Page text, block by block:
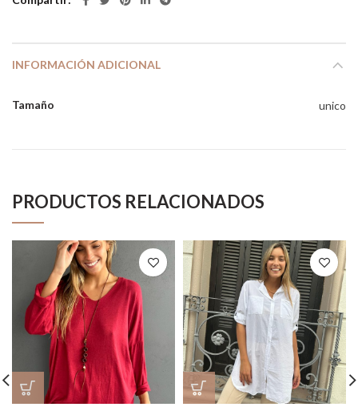
INFORMACIÓN ADICIONAL
Tamaño unico
PRODUCTOS RELACIONADOS